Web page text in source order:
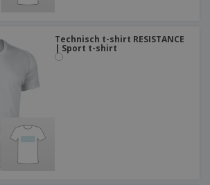
Technisch t-shirt RESISTANCE
| Sport t-shirt